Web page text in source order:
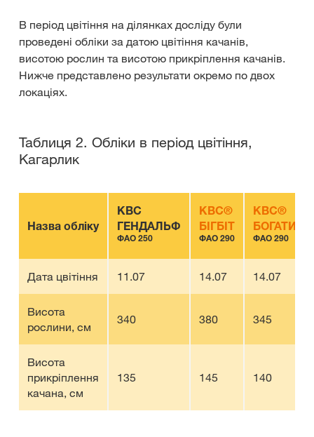
В період цвітіння на ділянках досліду були
проведені обліки за датою цвітіння качанів,
висотою рослин та висотою прикріплення качанів.
Нижче представлено результати окремо по двох
локаціях.
Таблиця 2. Обліки в період цвітіння,
Кагарлик
Назва обліку
КВС
ГЕНДАЛЬФ
ФАО 250
КВС®
БІГБІТ
ФАО 290
КВС®
БОГАТИР
ФАО 290
Дата цвітіння 11.07 14.07 14.07
Висота
рослини, см
340 380 345
Висота
прикріплення
качана, см
135 145 140